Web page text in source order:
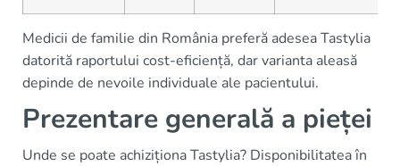
Medicii de familie din România preferă adesea Tastylia
datorită raportului cost-eficiență, dar varianta aleasă
depinde de nevoile individuale ale pacientului.
Prezentare generală a pieței
Unde se poate achiziționa Tastylia? Disponibilitatea în